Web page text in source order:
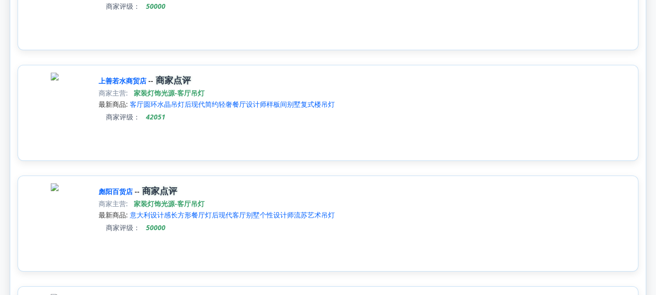
商家评级：
50000
上善若水商贸店 -- 商家点评
商家主营:
家装灯饰光源-客厅吊灯
最新商品: 客厅圆环水晶吊灯后现代简约轻奢餐厅设计师样板间别墅复式楼吊灯
商家评级：
42051
彪阳百货店 -- 商家点评
商家主营:
家装灯饰光源-客厅吊灯
最新商品: 意大利设计感长方形餐厅灯后现代客厅别墅个性设计师流苏艺术吊灯
商家评级：
50000